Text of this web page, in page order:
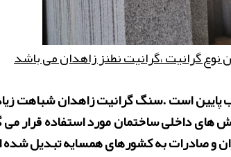
نوع گرانیت ،گرانیت نطنز زاهدان می باشد
پایین است .سنگ گرانیت زاهدان شباهت
های داخلی ساختمان مورد استفاده قرار
و صادرات به کشورهای همسایه تبدیل